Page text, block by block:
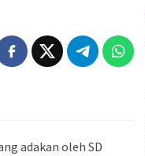
adakan oleh SD